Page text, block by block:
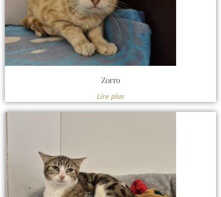
Zorro
Lire plus